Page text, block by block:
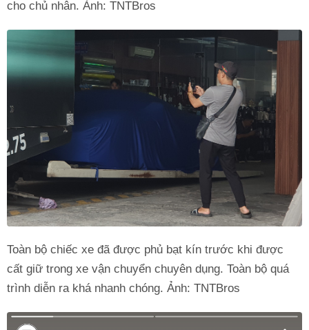
cho chủ nhân. Ảnh: TNTBros
Toàn bộ chiếc xe đã được phủ bạt kín trước khi được
cất giữ trong xe vận chuyển chuyên dụng. Toàn bộ quá
trình diễn ra khá nhanh chóng. Ảnh: TNTBros